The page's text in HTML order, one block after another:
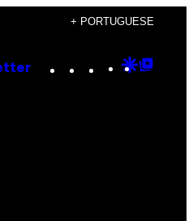
+ PORTUGUESE
Instagram
TikTok
YouTube
Google